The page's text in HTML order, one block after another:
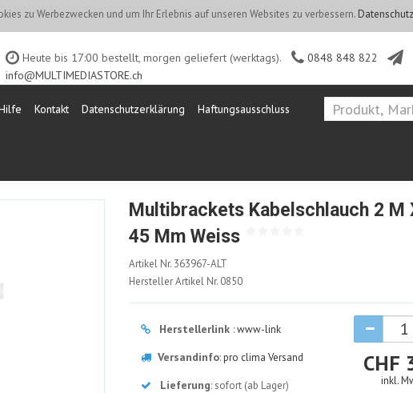
zu Werbezwecken und um Ihr Erlebnis auf unseren Websites zu verbessern.
Heute bis 17:00 bestellt, morgen geliefert (werktags).
0848 848 822
info@MULTIMEDIASTORE.ch
Kontakt Datenschutzerklärung Haftungsausschluss
Multibrackets Kabelschlauch 2 M
45 Mm Weiss
363967-
ALT
Artikel Nr. 363967-ALT
Hersteller Artikel Nr. 0850
Herstellerlink :www-link
Versandinfo:pro clima Versand
Lieferung: sofort (ab Lager)
CHF
inkl.